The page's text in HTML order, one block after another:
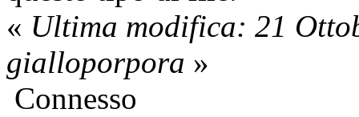
« Ultima modifica: 21
gialloporpora »
Connesso